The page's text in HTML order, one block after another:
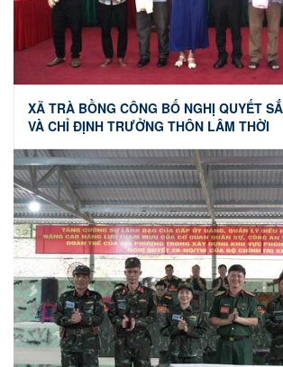
XÃ TRÀ BỒNG CÔNG BỐ NGHỊ QUYẾT
VÀ CHỈ ĐỊNH TRƯỞNG THÔN LÂM THỜI